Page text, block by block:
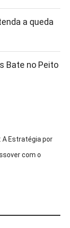
a queda
Bate no Peito
A Estratégia por
com o